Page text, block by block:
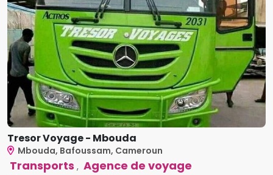
Tresor Voyage - Mbouda
Mbouda, Bafoussam, Cameroun
Transports , Agence de voyage